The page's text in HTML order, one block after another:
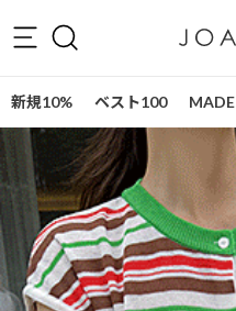
新規10% ベスト100 MADE